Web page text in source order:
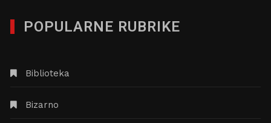
POPULARNE RUBRIKE
Biblioteka
Bizarno